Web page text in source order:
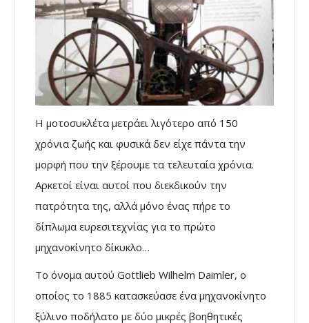
Η μοτοσυκλέτα μετράει λιγότερο από 150
χρόνια ζωής και φυσικά δεν είχε πάντα την
μορφή που την ξέρουμε τα τελευταία χρόνια.
Αρκετοί είναι αυτοί που διεκδικούν την
πατρότητα της, αλλά μόνο ένας πήρε το
δίπλωμα ευρεσιτεχνίας για το πρώτο
μηχανοκίνητο δίκυκλο…
Το όνομα αυτού Gottlieb Wilhelm Daimler, ο
οποίος το 1885 κατασκεύασε ένα μηχανοκίνητο
ξύλινο ποδήλατο με δύο μικρές βοηθητικές